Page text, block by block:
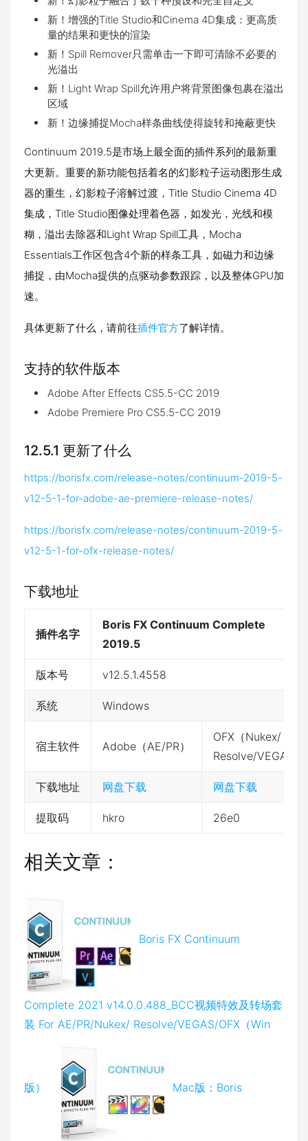
新！增强的Title Studio和Cinema 4D集成：更高质
量的结果和更快的渲染
新！Spill Remover只需单击一下即可清除不必要的
光溢出
新！Light Wrap Spill允许用户将背景图像包裹在溢出
区域
新！边缘捕捉Mocha样条曲线使得旋转和掩蔽更快
Continuum 2019.5是市场上最全面的插件系列的最新重
大更新。重要的新功能包括着名的幻影粒子运动图形生成
器的重生，幻影粒子溶解过渡，Title Studio Cinema 4D
集成，Title Studio图像处理着色器，如发光，光线和模
糊，溢出去除器和Light Wrap Spill工具，Mocha
Essentials工作区包含4个新的样条工具，如磁力和边缘
捕捉，由Mocha提供的点驱动参数跟踪，以及整体GPU加
速。
具体更新了什么，请前往插件官方了解详情。
支持的软件版本
Adobe After Effects CS5.5-CC 2019
Adobe Premiere Pro CS5.5-CC 2019
12.5.1 更新了什么
https://borisfx.com/release-notes/continuum-2019-5-
v12-5-1-for-adobe-ae-premiere-release-notes/
https://borisfx.com/release-notes/continuum-2019-5-
v12-5-1-for-ofx-release-notes/
下载地址
插件名字
Boris FX Continuum Complete
2019.5
版本号 v12.5.1.4558
系统 Windows
宿主软件 Adobe（AE/PR）
OFX（Nukex/
Resolve/VEGAS）
下载地址 网盘下载 网盘下载
提取码 hkro 26e0
相关文章：
Boris FX Continuum
Complete 2021 v14.0.0.488_BCC视频特效及转场套
装 For AE/PR/Nukex/ Resolve/VEGAS/OFX（Win
版） Mac版：Boris